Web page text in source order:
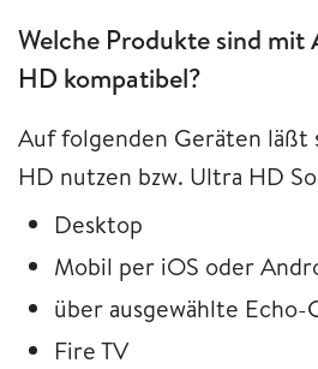
Welche Produkte sind mit
HD kompatibel?
Auf folgenden Geräten läßt
HD nutzen bzw. Ultra HD
Desktop
Mobil per iOS oder
über ausgewählte Echo-
Fire TV